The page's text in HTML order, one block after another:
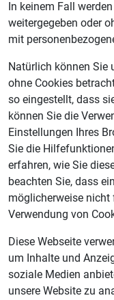
In keinem Fall
weitergegeben oder
mit
Natürlich können Sie
ohne Cookies
so eingestellt, dass
können Sie die
Einstellungen Ihres
Sie die
erfahren, wie Sie
beachten Sie, dass
möglicherweise nicht
Verwendung von
Diese Webseite
um Inhalte und
soziale Medien
unsere Website zu